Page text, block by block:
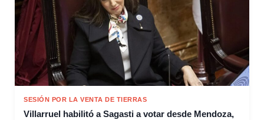
SESIÓN POR LA VENTA DE TIERRAS
Villarruel habilitó a Sagasti a votar desde Mendoza,